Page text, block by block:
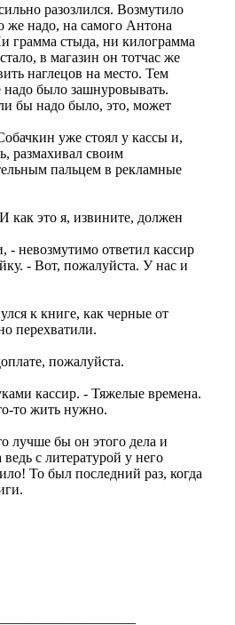
разозлился. Возмутило
надо, на самого Антона
грамма стыда, ни килограмма
в магазин он тотчас же
наглецов на место. Тем
надо было зашнуровывать.
бы надо было, это, может
уже стоял у кассы и,
размахивал своим
пальцем в рекламные
как это я, извините, должен
- невозмутимо ответил кассир
- Вот, пожалуйста. У нас и
к книге, как черные от
перехватили.
пожалуйста.
кассир. - Тяжелые времена.
то жить нужно.
лучше бы он этого дела и
с литературой у него
То был последний раз, когда